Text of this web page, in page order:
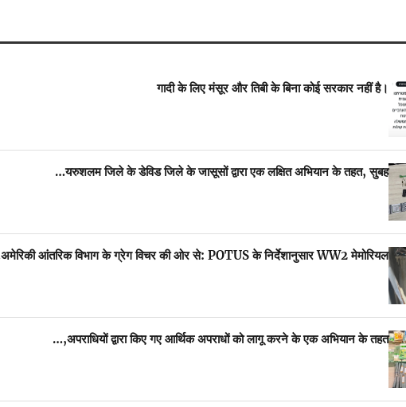
गादी के लिए मंसूर और तिबी के बिना कोई सरकार नहीं है।
यरुशलम जिले के डेविड जिले के जासूसों द्वारा एक लक्षित अभियान के तहत, सुबह…
अमेरिकी आंतरिक विभाग के ग्रेग विचर की ओर से: POTUS के निर्देशानुसार WW2 मेमोरियल…
अपराधियों द्वारा किए गए आर्थिक अपराधों को लागू करने के एक अभियान के तहत,…